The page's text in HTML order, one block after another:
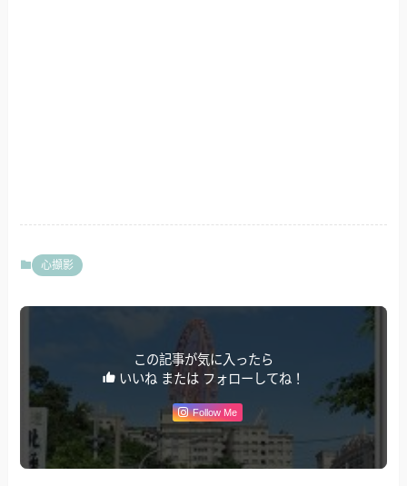
心擷影
この記事が気に入ったら
いいね または フォローしてね！
Follow Me